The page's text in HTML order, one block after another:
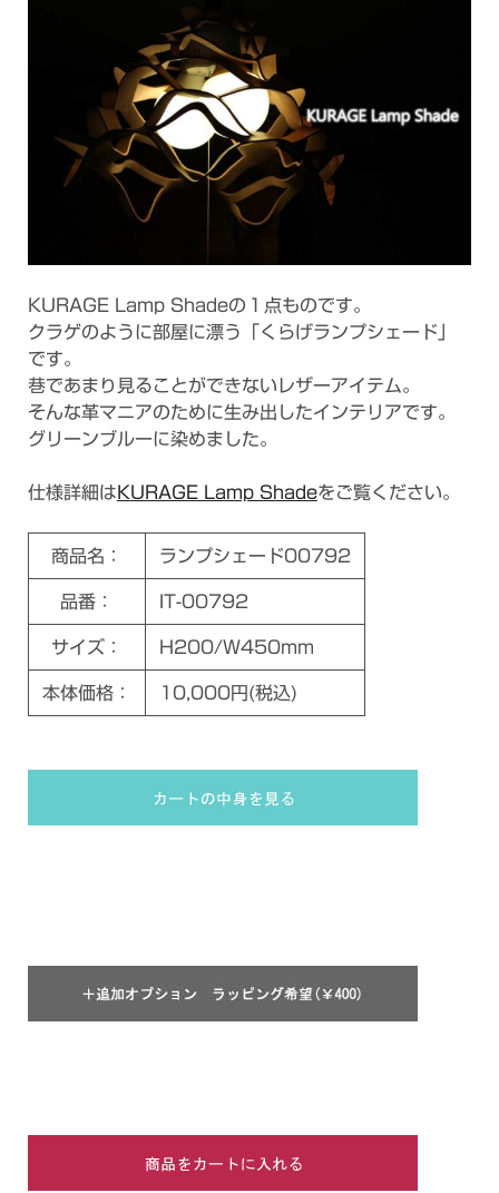
KURAGE Lamp Shadeの１点ものです。
クラゲのように部屋に漂う「くらげランプシェード」
です。
巷であまり見ることができないレザーアイテム。
そんな革マニアのために生み出したインテリアです。
グリーンブルーに染めました。
仕様詳細はKURAGE Lamp Shadeをご覧ください。
商品名： ランプシェード00792
品番： IT-00792
サイズ： H200/W450mm
本体価格： 10,000円(税込)